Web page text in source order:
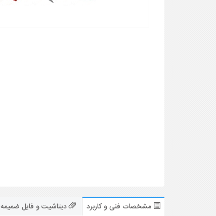
مشخصات فنی و کاربرد دیتاشیت و فایل ضمیمه